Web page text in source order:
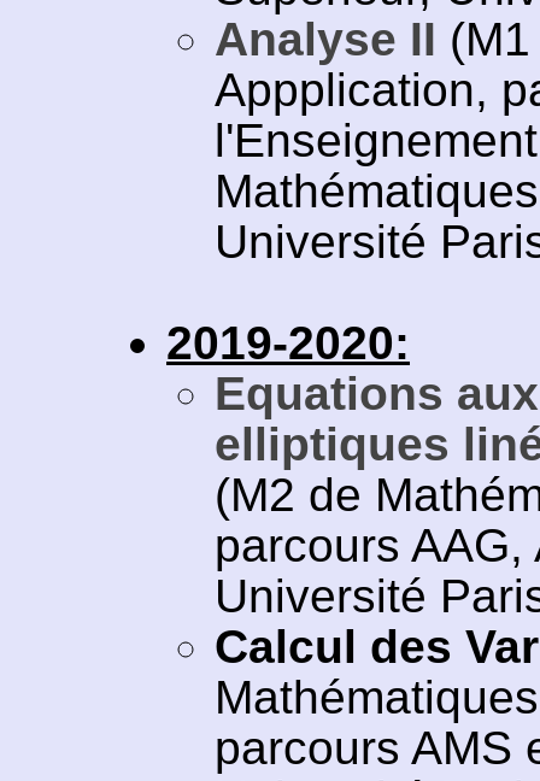
Analyse II
Appplication,
Université
2019-2020:
Equations
elliptiques
(M2 de
parcours
Université
Calcul des
parcours AMS